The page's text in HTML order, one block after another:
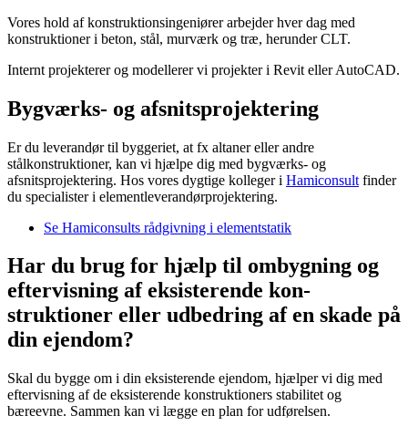
Vores hold af konstruktionsingeniører arbejder hver dag med
konstruktioner i beton, stål, murværk og træ, herunder CLT.
Internt projekterer og modellerer vi projekter i Revit eller AutoCAD.
Bygværks- og afsnitsprojektering
Er du leverandør til byggeriet, at fx altaner ellerandre
stålkonstruktioner, kan vi hjælpe dig med bygværks- og
afsnitsprojektering. Hos vores dygtige kolleger i Hamiconsult finder
du specialister i element­leverandør­projektering.
Se Hamiconsults rådgivning i elementstatik
Har du brug for hjælp til ombygning og
eftervisning af eksisterende kon­
struktioner eller udbedring af en skade på
din ejendom?
Skal du bygge om i din eksisterende ejendom, hjælper vi dig med
eftervisning af de eksisterende konstruktioners stabilitet og
bæreevne. Sammen kan vi lægge en plan for udførelsen.